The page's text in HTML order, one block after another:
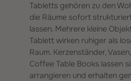
Tabletts gehören zu den
die Räume sofort
lassen. Mehrere kleine
Tablett wirken ruhiger als
Raum. Kerzenständer,
Coffee Table Books lassen
arrangieren und erhalten